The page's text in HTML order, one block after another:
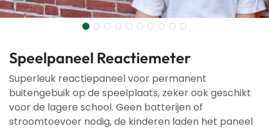
Speelpaneel Reactiemeter
Superleuk reactiepaneel voor permanent
buitengebuik op de speelplaats, zeker ook geschikt
voor de lagere school. Geen batterijen of
stroomtoevoer nodig, de kinderen laden het paneel